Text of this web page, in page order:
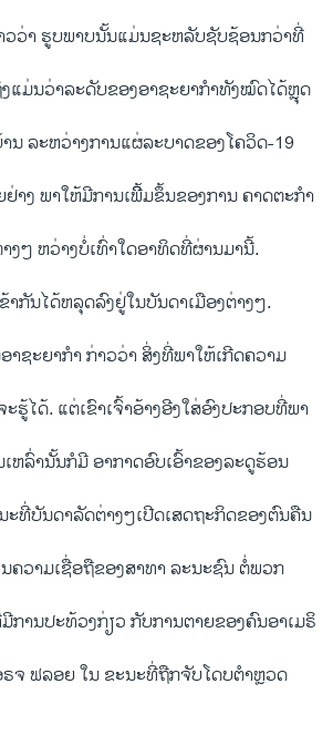
ວວ່າ ຮູບພາບນັ້ນແມ່ນຊະຫລັບຊັບຊ້ອນກວ່າທີ່
ແມ່ນວ່າລະດັບຂອງອາຊະຍາກຳທັງໝົດໄດ້ຫຼຸດ
ນ ລະຫວ່າງການແຜ່ລະບາດຂອງໂຄວິດ-19
າງ ພາໃຫ້ມີການເພີິ້ມຂຶ້ນຂອງການ ຄາດຕະກຳ
ງໆ ຫວ່າງບໍ່ເທົ່າໃດອາທິດທີ່ຜ່ານມານີ້.
າກັນໄດ້ຫລຸດລົງຢູ່ໃນບັນດາເມືອງຕ່າງໆ.
ຊະຍາກໍາ ກ່າວວ່າ ສິ່ງທີ່ພາໃຫ້ເກີດຄວາມ
ຮູ້ໄດ້. ແຕ່ເຂົາເຈົ້າອ້າງອີງໃສ່ອົງປະກອບທີ່ພາ
ຫລົ່ານັ້ນກໍມີ ອາກາດອົບເອົ້າຂອງລະດູຮ້ອນ
ທີ່ບັນດາລັດຕ່າງໆເປີດເສດຖະກິດຂອງຕົນຄືນ
ຄວາມເຊື່ອຖືຂອງສາທາ ລະນະຊົນ ຕໍ່ພວກ
ານປະທ້ວງກ່ຽວ ກັບການຕາຍຂອງຄົນອາເມຣິ
ຈ ຟລອຍ ໃນ ຂະນະທີ່ຖືກຈັບໂດບຕຳຫຼວດ